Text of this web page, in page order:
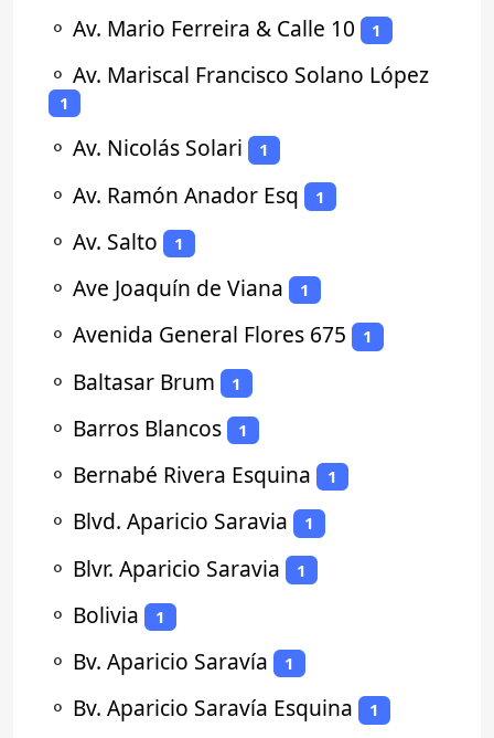
⚬ Av. Mario Ferreira & Calle 10 1
⚬ Av. Mariscal Francisco Solano López
1
⚬ Av. Nicolás Solari 1
⚬ Av. Ramón Anador Esq 1
⚬ Av. Salto 1
⚬ Ave Joaquín de Viana 1
⚬ Avenida General Flores 675 1
⚬ Baltasar Brum 1
⚬ Barros Blancos 1
⚬ Bernabé Rivera Esquina 1
⚬ Blvd. Aparicio Saravia 1
⚬ Blvr. Aparicio Saravia 1
⚬ Bolivia 1
⚬ Bv. Aparicio Saravía 1
⚬ Bv. Aparicio Saravía Esquina 1